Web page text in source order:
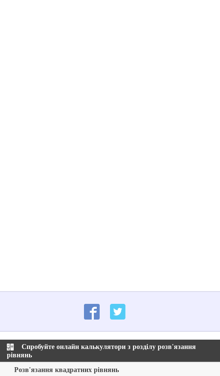
Спробуйте онлайн калькулятори з розділу розв'язання
рівнянь
Розв'язання квадратних рівнянь